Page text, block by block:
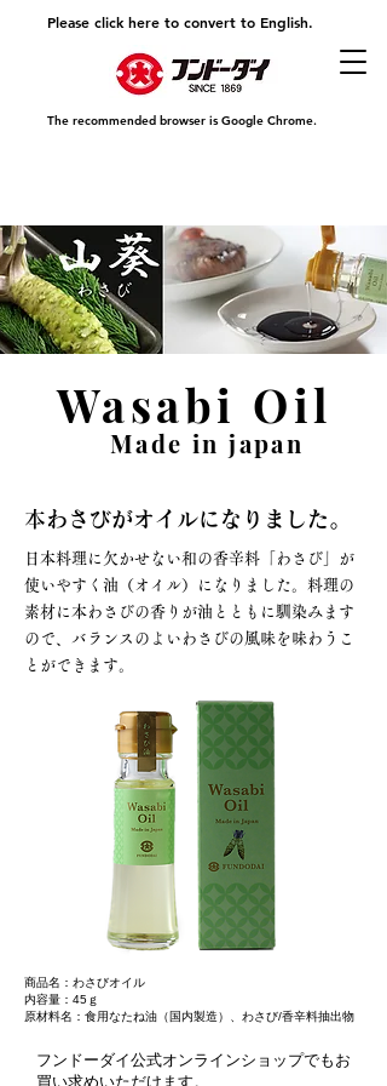
Please click here to convert to English.
The recommended browser is Google Chrome.
Wasabi Oil
Made in japan
本わ さびがオイルになりました。
日本料理に欠かせない和の香辛料「わさび」が
使いやすく油（オイル）になりました。料理の
素材に本わさびの香りが油とともに馴染みます
ので、バランスのよいわさびの風味を味わうこ
とができます。
商品名：わさびオイル
内容量：45ｇ
​原材料名：食用なたね油（国内製造）、わさび/香辛料抽出物
フンドーダイ公式オンラインショップでもお
買い求めいただけます。